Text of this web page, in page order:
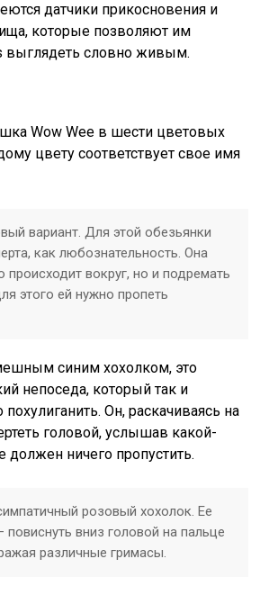
датчики прикосновения и
которые позволяют им
выглядеть словно живым.
Wow Wee в шести цветовых
цвету соответствует свое имя
вариант. Для этой обезьянки
как любознательность. Она
происходит вокруг, но и подремать
этого ей нужно пропеть
синим хохолком, это
непоседа, который так и
Он, раскачиваясь на
головой, услышав какой-
должен ничего пропустить.
розовый хохолок. Ее
вниз головой на пальце
различные гримасы.